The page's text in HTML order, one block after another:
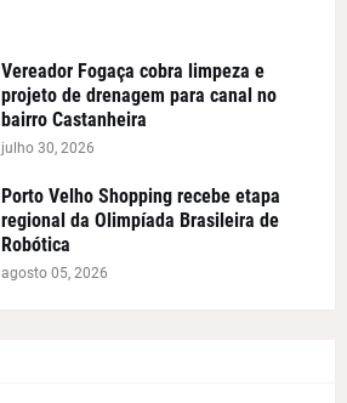
Vereador Fogaça cobra limpeza e
projeto de drenagem para canal no
bairro Castanheira
julho 30, 2026
Porto Velho Shopping recebe etapa
regional da Olimpíada Brasileira de
Robótica
agosto 05, 2026